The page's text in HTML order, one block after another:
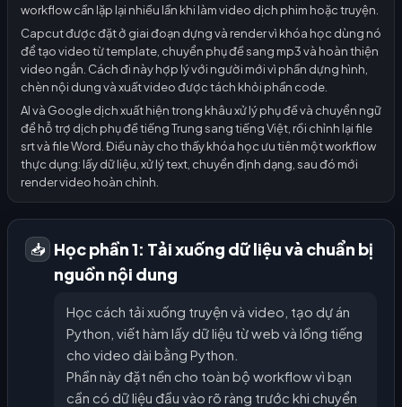
workflow cần lặp lại nhiều lần khi làm video dịch phim hoặc truyện.
Capcut được đặt ở giai đoạn dựng và render vì khóa học dùng nó
để tạo video từ template, chuyển phụ đề sang mp3 và hoàn thiện
video ngắn. Cách đi này hợp lý với người mới vì phần dựng hình,
chèn nội dung và xuất video được tách khỏi phần code.
AI và Google dịch xuất hiện trong khâu xử lý phụ đề và chuyển ngữ
để hỗ trợ dịch phụ đề tiếng Trung sang tiếng Việt, rồi chỉnh lại file
srt và file Word. Điều này cho thấy khóa học ưu tiên một workflow
thực dụng: lấy dữ liệu, xử lý text, chuyển định dạng, sau đó mới
render video hoàn chỉnh.
📥 Học phần 1: Tải xuống dữ liệu và chuẩn bị
nguồn nội dung
Học cách tải xuống truyện và video, tạo dự án
Python, viết hàm lấy dữ liệu từ web và lồng tiếng
cho video dài bằng Python.
Phần này đặt nền cho toàn bộ workflow vì bạn
cần có dữ liệu đầu vào rõ ràng trước khi chuyển